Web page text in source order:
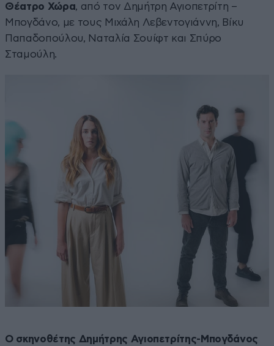
Θέατρο Χώρα, από τον Δημήτρη Αγιοπετρίτη –
Μπογδάνο, με τους Μιχάλη Λεβεντογιάννη, Βίκυ
Παπαδοπούλου, Ναταλία Σουίφτ και Σπύρο
Σταμούλη.
Ο σκηνοθέτης Δημήτρης Αγιοπετρίτης-Μπογδάνος